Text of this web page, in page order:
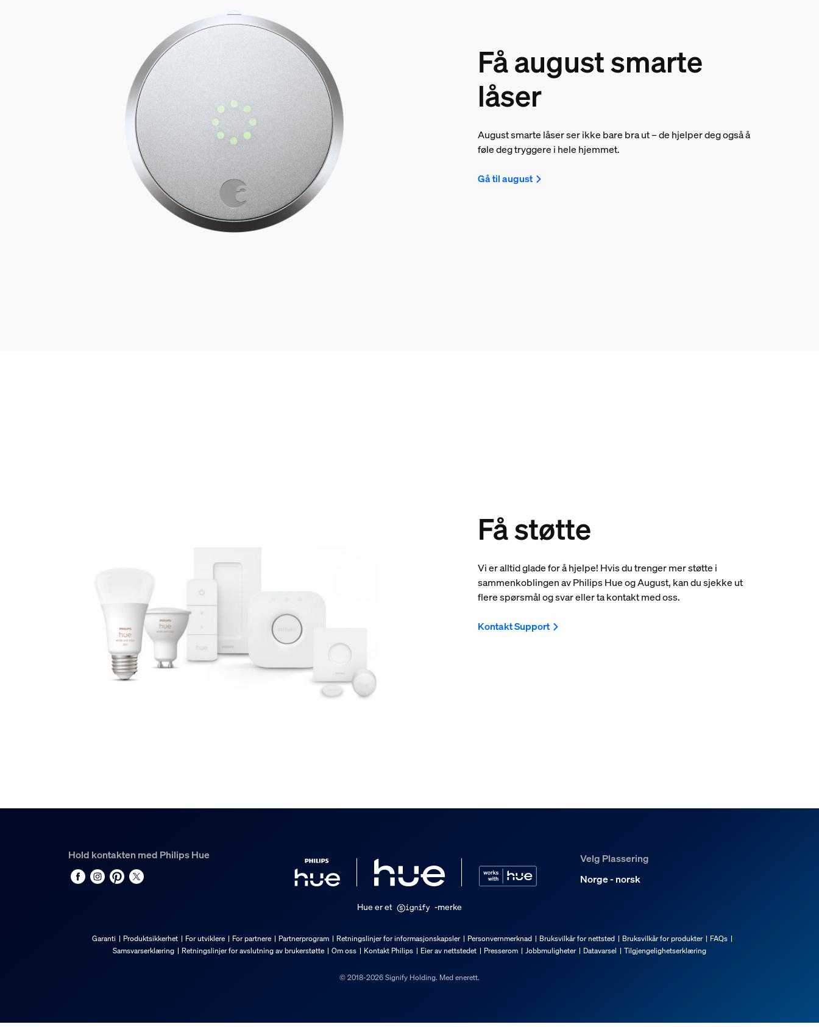
Få august smarte
låser
August smarte låser ser ikke bare bra ut – de hjelper deg også å
føle deg tryggere i hele hjemmet.
Gå til august
Få støtte
Vi er alltid glade for å hjelpe! Hvis du trenger mer støtte i
sammenkoblingen av Philips Hue og August, kan du sjekke ut
flere spørsmål og svar eller ta kontakt med oss.
Kontakt Support
Hold kontakten med Philips Hue
Velg Plassering
Norge - norsk
Hue er et -merke
Garanti Produktsikkerhet For utviklere For partnere Partnerprogram Retningslinjer for informasjonskapsler Personvernmerknad Bruksvilkår for nettsted Bruksvilkår for produkter
FAQs
Samsvarserklæring
Retningslinjer for avslutning av brukerstøtte Om oss Kontakt Philips Eier av nettstedet Presserom Jobbmuligheter Datavarsel Tilgjengelighetserklæring
© 2018-2026 Signify Holding. Med enerett.